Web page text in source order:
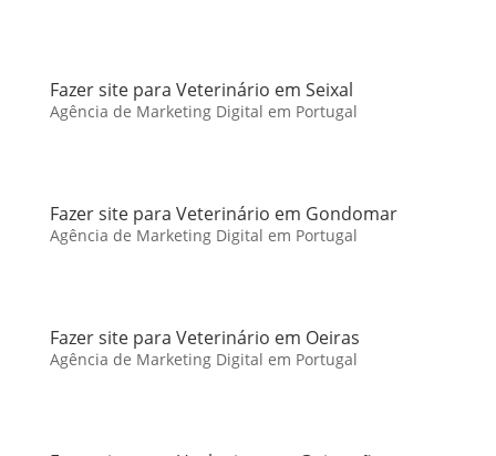
Fazer site para Veterinário em Seixal
Agência de Marketing Digital em Portugal
Fazer site para Veterinário em Gondomar
Agência de Marketing Digital em Portugal
Fazer site para Veterinário em Oeiras
Agência de Marketing Digital em Portugal